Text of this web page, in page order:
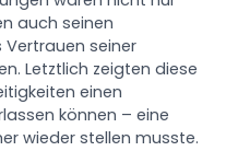
auch seinen
Vertrauen seiner
Letztlich zeigten diese
einen
können – eine
wieder stellen musste.